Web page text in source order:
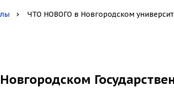
ЧТО НОВОГО в Новгородском